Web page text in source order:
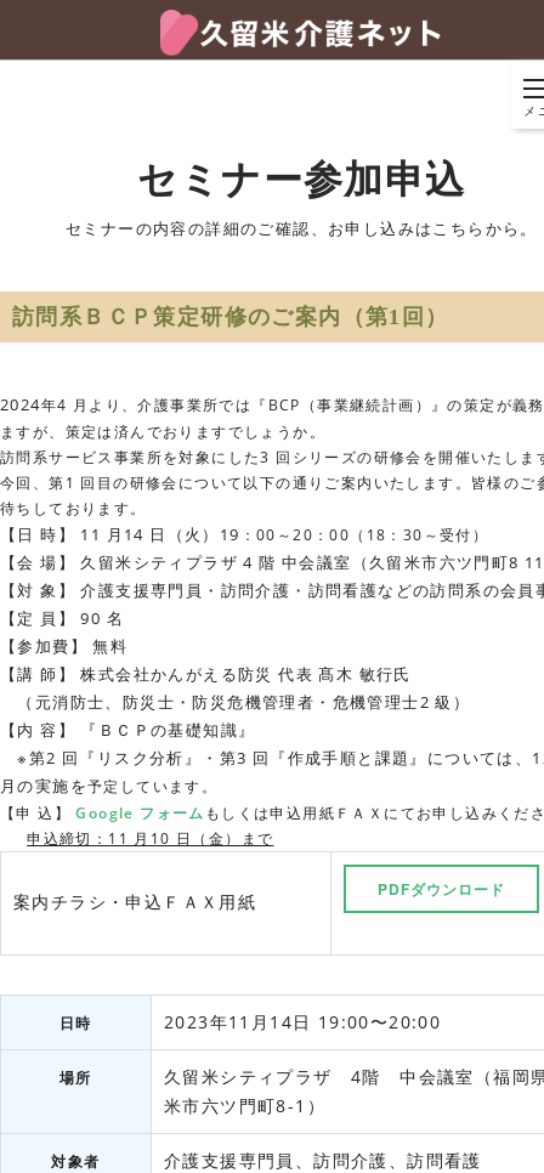
メ
セミナー参加申込
セミナーの内容の詳細のご確認、お申し込みはこちらから。
訪問系ＢＣＰ策定研修のご案内（第1回）
2024年4 月より、介護事業所では『BCP（事業継続計画）』の策定が義
ますが、策定は済んでおりますでしょうか。
訪問系サービス事業所を対象にした3 回シリーズの研修会を開催いたしま
今回、第1 回目の研修会について以下の通りご案内いたします。皆様のご
待ちしております。
【日 時】 11 月14 日（火）19 ：00～20：00（18：30～受付）
【会 場】 久留米シティプラザ 4 階 中会議室（久留米市六ツ門町8
【対 象】 介護支援専門員・訪問介護・訪問看護などの訪問系の会員
【定 員】 90 名
【参加費】 無料
【講 師】 株式会社かんがえる防災 代表 髙木 敏行氏
（元消防士、防災士・防災危機管理者・危機管理士2 級）
【内 容】 『ＢＣＰの基礎知識』
※第2 回『リスク分析』・第3 回『作成手順と課題』については、
月の実施を予定しています。
【申 込】Google フォーム もしくは申込用紙ＦＡＸにてお申し込みくだ
申込締切：11 月10 日（金）まで
案内チラシ・申込ＦＡＸ用紙
PDFダウンロード
日時 2023年11月14日 19:00〜20:00
場所
久留米シティプラザ 4階 中会議室（福岡
米市六ツ門町8-1）
対象者 介護支援専門員、訪問介護、訪問看護